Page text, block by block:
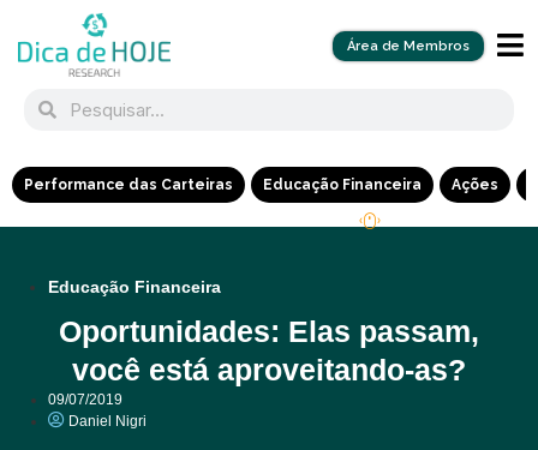
Área de Membros
Performance das Carteiras Educação Financeira Ações
Educação Financeira
Oportunidades: Elas passam,
você está aproveitando-as?
09/07/2019
Daniel Nigri